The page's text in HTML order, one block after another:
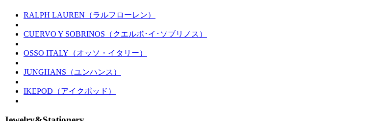
RALPH LAUREN（ラルフローレン）
CUERVO Y SOBRINOS（クエルボ･イ･ソブリノス）
OSSO ITALY（オッソ・イタリー）
JUNGHANS（ユンハンス）
IKEPOD（アイクポッド）